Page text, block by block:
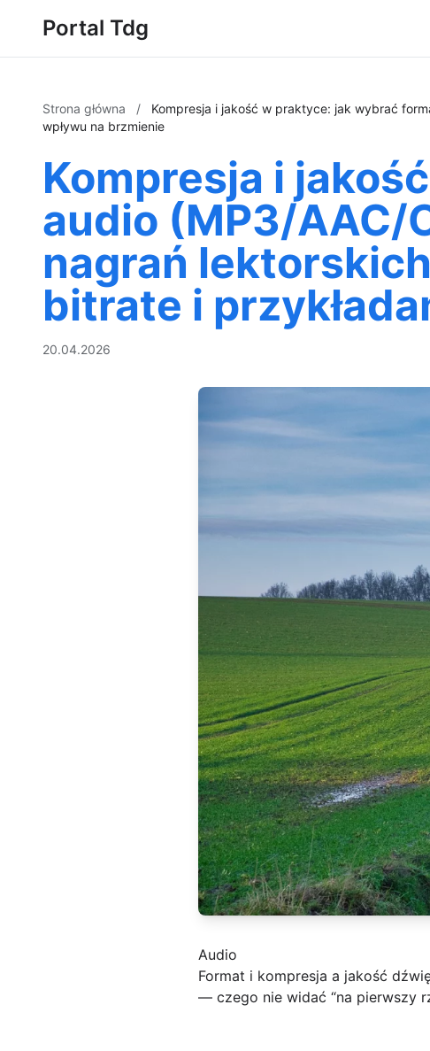
Portal Tdg
Strona główna /
Kompresja i jakość w praktyce: jak wybrać
wpływu na brzmienie
Kompresja i
audio (MP3/AAC/
nagrań
bitrate i
20.04.2026
Audio
Format i kompresja a jakość
— czego nie widać “na pierwszy